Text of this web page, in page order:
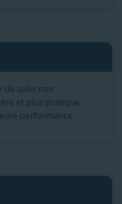
de solin non
et plus pratique
performance.